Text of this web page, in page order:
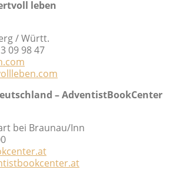
leben
/ Württ.
09 98 47
– AdventistBookCenter
bei Braunau/Inn